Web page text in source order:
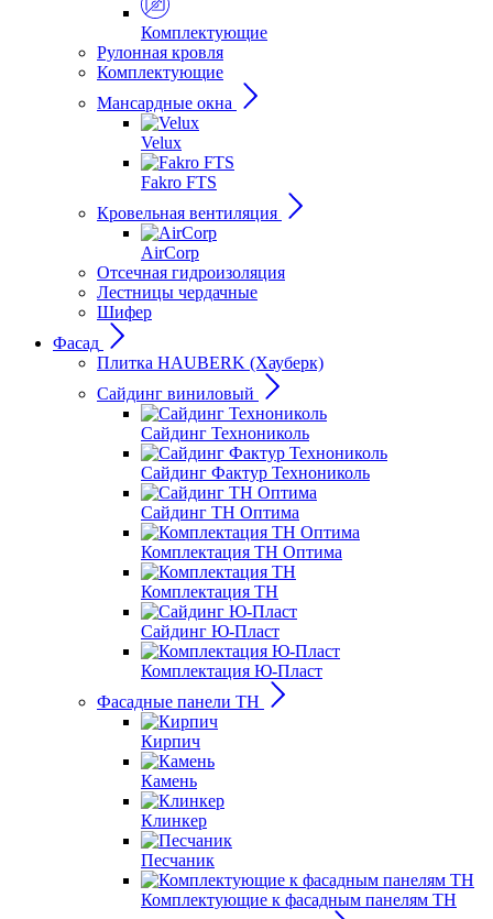
Комплектующие
Рулонная кровля
Комплектующие
Мансардные окна
Velux
Fakro FTS
Кровельная вентиляция
AirCorp
Отсечная гидроизоляция
Лестницы чердачные
Шифер
Фасад
Плитка HAUBERK (Хауберк)
Сайдинг виниловый
Сайдинг Технониколь
Сайдинг Фактур Технониколь
Сайдинг ТН Оптима
Комплектация ТН Оптима
Комплектация ТН
Сайдинг Ю-Пласт
Комплектация Ю-Пласт
Фасадные панели ТН
Кирпич
Камень
Клинкер
Песчаник
Комплектующие к фасадным панелям ТН